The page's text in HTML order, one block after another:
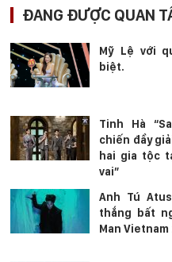
ĐANG ĐƯỢC QUAN
Mỹ Lệ với
biệt.
Tinh Hà
chiến đầy
hai gia tộc
vai”
Anh Tú
thắng bất
Man Vietnam